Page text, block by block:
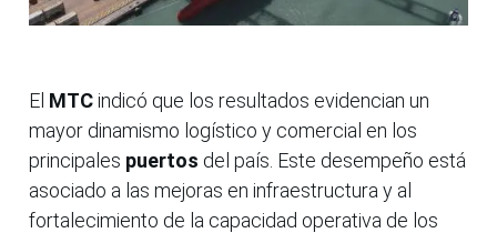
El MTCindicó que los resultados evidencian un
mayor dinamismo logístico y comercial en los
principales puertos del país. Este desempeño está
asociado a las mejoras en infraestructura y al
fortalecimiento de la capacidad operativa de los